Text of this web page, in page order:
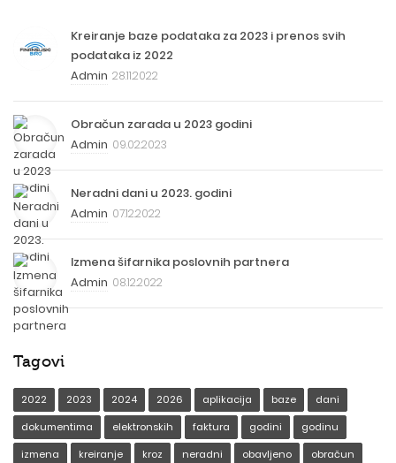
Kreiranje baze podataka za 2023 i prenos svih
podataka iz 2022
Admin 28.11.2022
Obračun zarada u 2023 godini
Admin 09.02.2023
Neradni dani u 2023. godini
Admin 07.12.2022
Izmena šifarnika poslovnih partnera
Admin 08.12.2022
Tagovi
2022 2023 2024 2026 aplikacija baze
dani
dokumentima
elektronskih faktura godini
godinu
izmena
kreiranje kroz neradni obavljeno
obračun